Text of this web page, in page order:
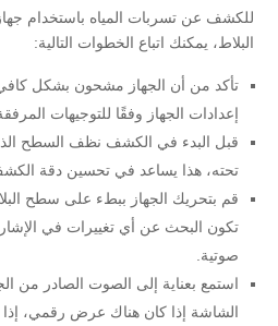
للكشف عن تسربات المياه باستخدام
البلاط، يمكنك اتباع الخطوات التالية:
تأكد من أن الجهاز مشحون بشكل
إعدادات الجهاز وفقًا للتوجيهات
قبل البدء في الكشف نظف السطح
تحته، هذا يساعد في تحسين دقة
قم بتحريك الجهاز ببطء على سطح
تكون البحث عن أي تغييرات في
صوتية.
استمع بعناية إلى الصوت الصادر من
الشاشة إذا كان هناك عرض رقمي،